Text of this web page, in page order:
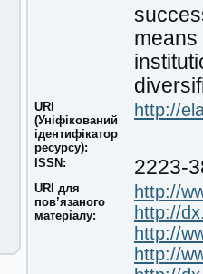
means
URI
(Уніфікований
ідентифікатор
ресурсу):
http://
ISSN: 2223-
URI для
пов’язаного
матеріалу:
http://
http://
http://
http://